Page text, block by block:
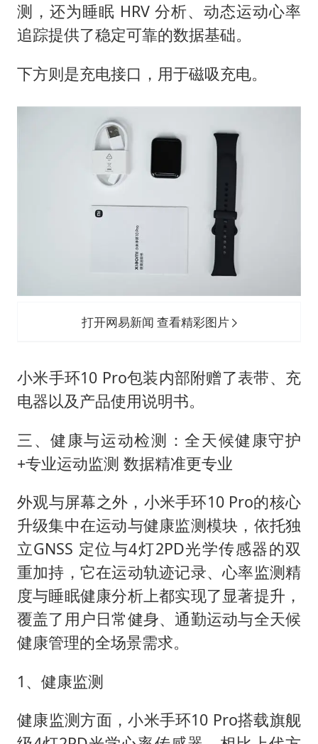
测，还为睡眠 HRV 分析、动态运动心率
追踪提供了稳定可靠的数据基础。
下方则是充电接口，用于磁吸充电。
打开网易新闻 查看精彩图片
小米手环10 Pro包装内部附赠了表带、充
电器以及产品使用说明书。
三、健康与运动检测：全天候健康守护
+专业运动监测 数据精准更专业
外观与屏幕之外，小米手环10 Pro的核心
升级集中在运动与健康监测模块，依托独
立GNSS 定位与4灯2PD光学传感器的双
重加持，它在运动轨迹记录、心率监测精
度与睡眠健康分析上都实现了显著提升，
覆盖了用户日常健身、通勤运动与全天候
健康管理的全场景需求。
1、健康监测
健康监测方面，小米手环10 Pro搭载旗舰